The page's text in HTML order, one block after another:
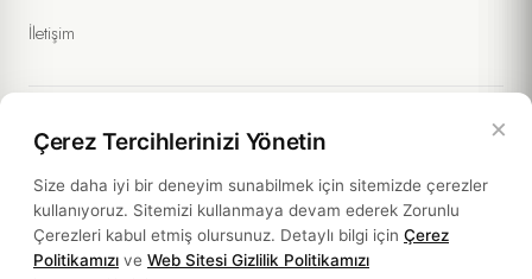
İletişim
Yasal Bilgiler
Politikalar
×
Çerez Tercihlerinizi Yönetin
Size daha iyi bir deneyim sunabilmek için sitemizde çerezler
kullanıyoruz. Sitemizi kullanmaya devam ederek Zorunlu
Çerezleri kabul etmiş olursunuz. Detaylı bilgi için Çerez
Politikamızı ve Web Sitesi Gizlilik Politikamızı